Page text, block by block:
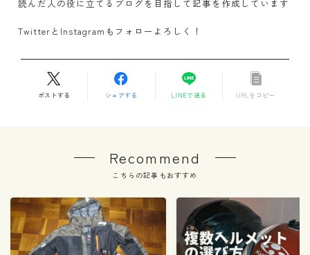
読んだ人の役に立てるブログを目指して記事を作成しています
TwitterとInstagramもフォローよろしく！
ポストする シェアする LINEで送る URLをコピー
Recommend
こちらの記事もおすすめ